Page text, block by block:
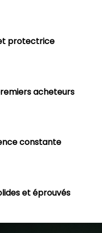
protectrice
acheteurs
constante
et éprouvés